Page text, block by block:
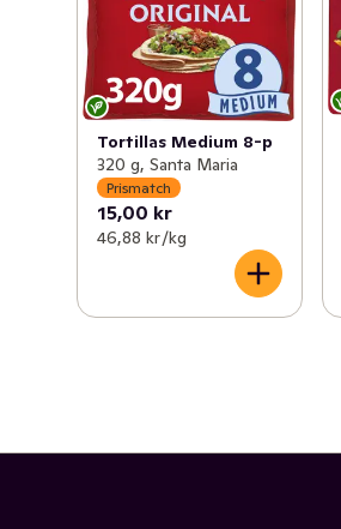
Tortillas Medium 8-p
320 g, Santa Maria
Prismatch
15,00 kr
46,88 kr /kg